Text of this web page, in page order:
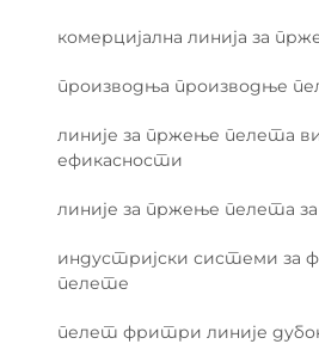
комерцијална линија за
производња производње
линије за пржење пелета
ефикасности
линије за пржење пелета за
индустријски системи за
пелете
пелет фритри линије